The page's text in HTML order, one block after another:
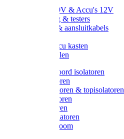
Batterijen 9V & Accu's 12V
Beveiliging & testers
Kabelsets & aansluitkabels
Metalen accu kasten
Zonnepanelen
Draad & koord isolatoren
Ringisolatoren
Extra isolatoren & topisolatoren
Hoekisolatoren
Lintisolatoren
Afstandisolatoren
Isolatorenboom